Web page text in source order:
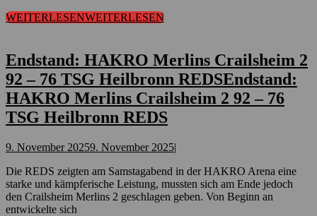
WEITERLESENWEITERLESEN
Endstand: HAKRO Merlins Crailsheim 2
92 – 76 TSG Heilbronn REDSEndstand:
HAKRO Merlins Crailsheim 2 92 – 76
TSG Heilbronn REDS
9. November 20259. November 2025|
Die REDS zeigten am Samstagabend in der HAKRO Arena eine
starke und kämpferische Leistung, mussten sich am Ende jedoch
den Crailsheim Merlins 2 geschlagen geben. Von Beginn an
entwickelte sich